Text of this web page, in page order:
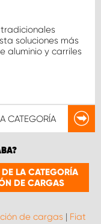
soluciones más
aluminio y carriles
CATEGORÍA
LA CATEGORÍA
DE CARGAS
de cargas | Fiat